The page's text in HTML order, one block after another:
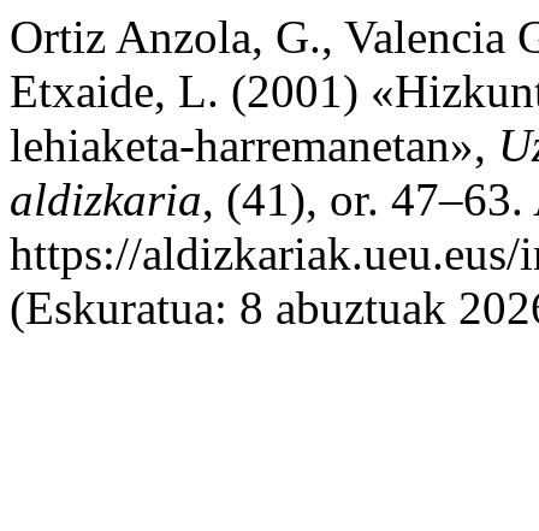
Ortiz Anzola, G., Valencia
Etxaide, L. (2001)
lehiaketa-harremanetan»,
aldizkaria, (41), or.
https://
(Eskuratua: 8 abuztuak